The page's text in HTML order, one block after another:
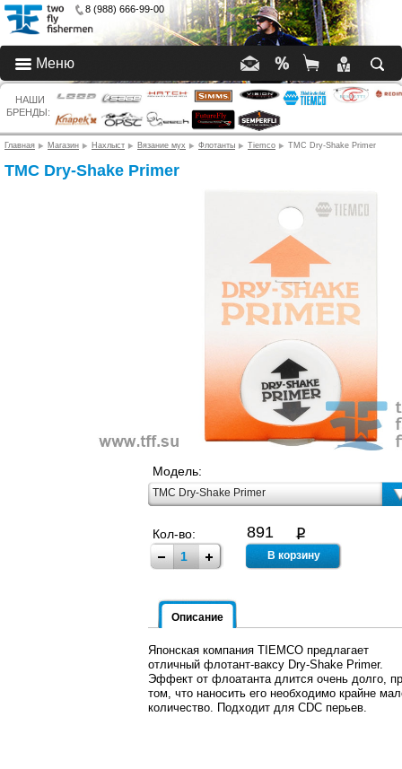
8 (988) 666-99-00
Меню
НАШИ
БРЕНДЫ:
Главная Магазин Нахлыст Вязание мух Флотанты Tiemco TMC Dry-Shake Primer
TMC Dry-Shake Primer
Модель:
TMC Dry-Shake Primer
Кол-во: 891
Описание
Японская компания TIEMCO предлагает
отличный флотант-ваксу Dry-Shake Primer.
Эффект от флоатанта длится очень долго,
том, что наносить его необходимо крайне
количество. Подходит для CDC перьев.